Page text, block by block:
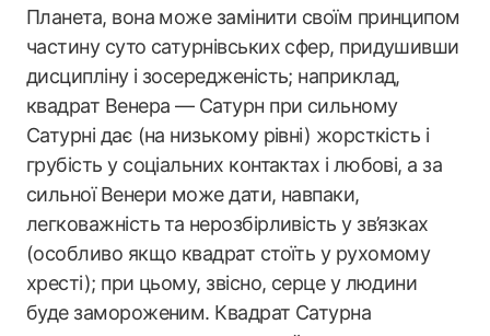
Планета, вона може замінити своїм принципом
частину суто сатурнівських сфер, придушивши
дисципліну і зосередженість; наприклад,
квадрат Венера — Сатурн при сильному
Сатурні дає (на низькому рівні) жорсткість і
грубість у соціальних контактах і любові, а за
сильної Венери може дати, навпаки,
легковажність та нерозбірливість у зв’язках
(особливо якщо квадрат стоїть у рухомому
хресті); при цьому, звісно, серце у людини
буде замороженим. Квадрат Сатурна